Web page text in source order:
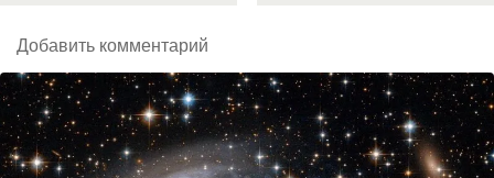
Добавить комментарий